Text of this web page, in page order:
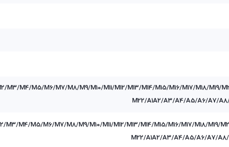
M3/M4/M5/M6/M7/M8/M9/M10/M11/M12/M13/M14/M15/M16/M17/M18/M19/
M22/A1A2/A3/A4/A5/A6/A7/A8/
M3/M4/M5/M6/M7/M8/M9/M10/M11/M12/M13/M14/M15/M16/M17/M18/M19/
M22/A1A2/A3/A4/A5/A6/A7/A8/